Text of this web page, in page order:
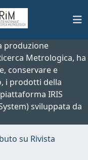
produzione
Metrologica, ha
conservare e
i prodotti della
IRIS
sviluppata da
su Rivista